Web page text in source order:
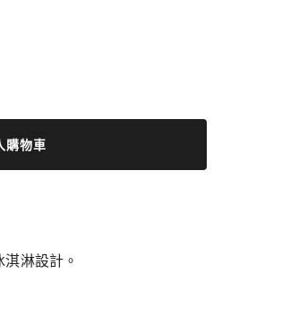
購物車
淋設計。